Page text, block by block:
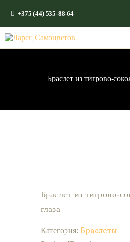
+375 (44) 535-88-64
Браслет из тигрово-
ГЛАВНАЯ
ЭНЕРГИЯ ФОРМ
МАГАЗИН
Браслет из тигрово-
глаза
Категория: Браслеты